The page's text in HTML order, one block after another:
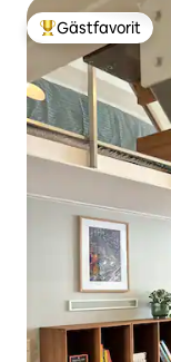
Populär gästfavorit
Gästfavorit